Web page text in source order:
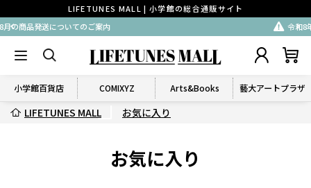
LIFETUNES MALL | 小学館の総合通販サイト
についてのご案内
令和8年熊本地震
小学館百貨店 COMIXYZ Arts&Books 藝大アートプラザ
LIFETUNES MALL お気に入り
お気に入り